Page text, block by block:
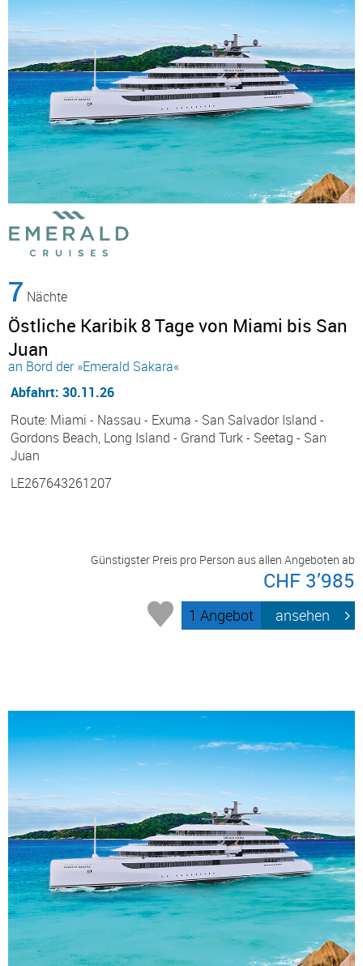
7 Nächte
Östliche Karibik 8 Tage von Miami bis San
Juan
an Bord der »Emerald Sakara«
Abfahrt: 30.11.26
Route: Miami - Nassau - Exuma - San Salvador Island -
Gordons Beach, Long Island - Grand Turk - Seetag - San
Juan
LE267643261207
Günstigster Preis pro Person aus allen Angeboten ab
CHF 3’985
1 Angebot ansehen